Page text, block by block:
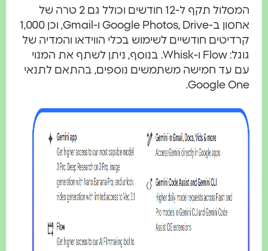
המסלול תקף ל-12 חודשים וכולל גם 2 טרה של
אחסון ב-Google Photos, Drive ו-Gmail, וכן 1,000
קרדיטים חודשיים לשימוש בכלי הווידאו והמדיה של
גוגל: Flow ו-Whisk. בנוסף, ניתן לשתף את המנוי
עם עד חמישה משתמשים נוספים, בהתאם לתנאי
Google One.